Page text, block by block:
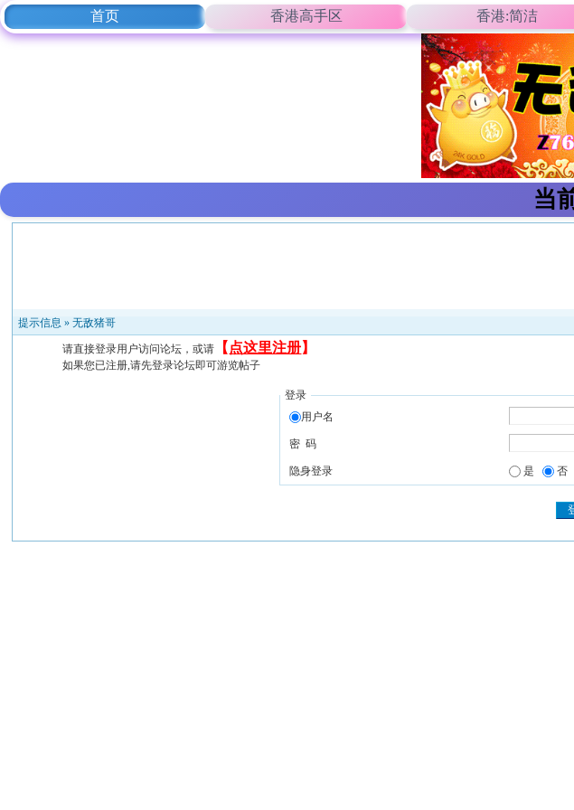
首页 香港高手区 香港:简洁
当
提示信息 »无敌猪哥
请直接登录用户访问论坛，或请 【 点这里注册】
如果您已注册,请先登录论坛即可游览帖子
登录
用户名
密 码
隐身登录 是 否